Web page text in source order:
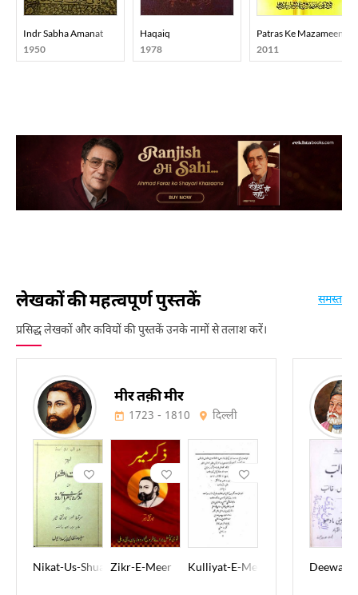
Indr Sabha Amanat
1950
Haqaiq
1978
Patras Ke Mazameen
2011
लेखकों की महत्वपूर्ण पुस्तकें
प्रसिद्ध लेखकों और कवियों की पुस्तकें उनके नामों से तलाश करें।
समस्त
मीर तक़ी मीर
1723 - 1810 दिल्ली
Nikat-Us-ShuaraZikr-E-Meer Kulliyat-E-Meer Taqi MeerDeewan-